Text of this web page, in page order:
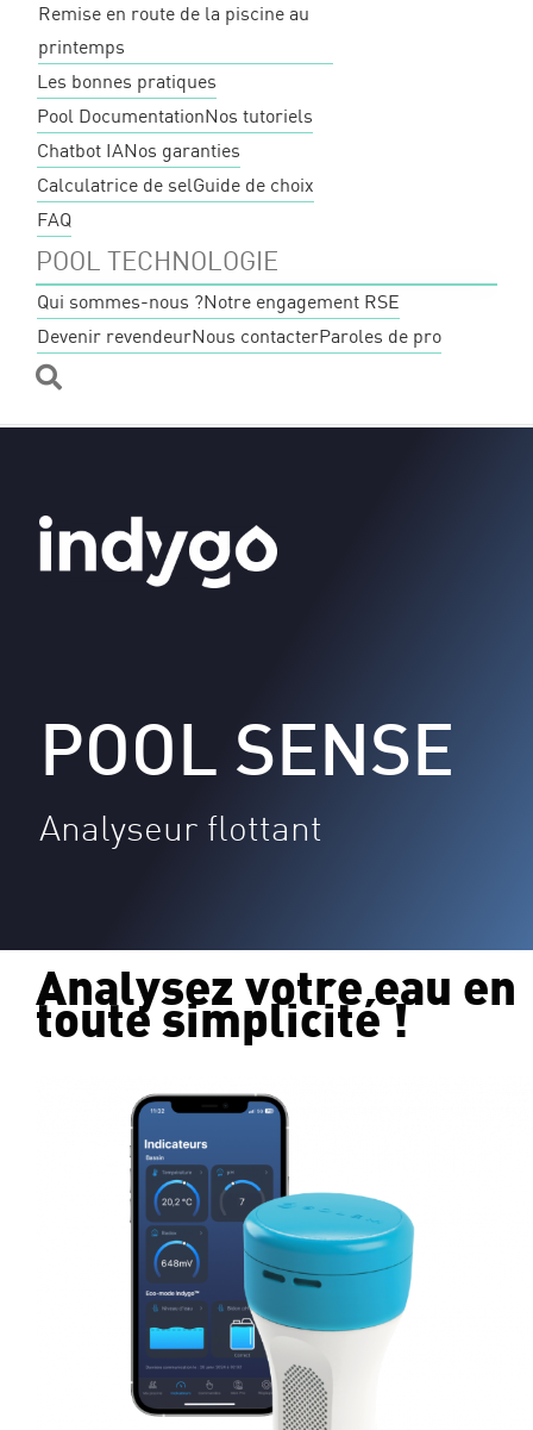
Remise en route de la piscine au
printemps
Les bonnes pratiques
Pool DocumentationNos tutoriels
Chatbot IANos garanties
Calculatrice de selGuide de choix
FAQ
POOL TECHNOLOGIE
Qui sommes-nous ?Notre engagement RSE
Devenir revendeurNous contacterParoles de pro
POOL SENSE
Analyseur flottant
Analysez votre eau en
toute simplicité !